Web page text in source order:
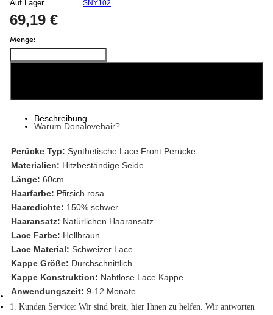
Auf Lager SNY102
69,19 €
Menge:
Beschreibung
Warum Donalovehair?
Perücke Typ: Synthetische Lace Front Perücke
Materialien: Hitzbeständige Seide
Länge: 60cm
Haarfarbe: Pfirsich rosa
Haaredichte: 150% schwer
Haaransatz: Natürlichen Haaransatz
Lace Farbe: Hellbraun
Lace Material: Schweizer Lace
Kappe Größe: Durchschnittlich
Kappe Konstruktion: Nahtlose Lace Kappe
Anwendungszeit: 9-12 Monate
1. Kunden Service: Wir sind breit, hier Ihnen zu helfen. Wir antworten